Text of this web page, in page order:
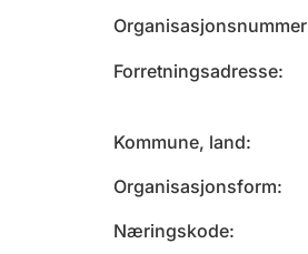
Organisasjonsnummer
Forretningsadresse
Kommune, land
Organisasjonsform
Næringskode